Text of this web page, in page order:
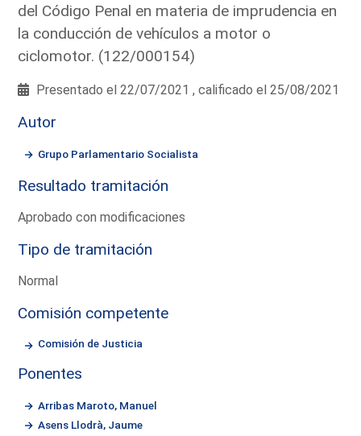
del Código Penal en materia de imprudencia en
la conducción de vehículos a motor o
ciclomotor. (122/000154)
Presentado el 22/07/2021 , calificado el 25/08/2021
Autor
Grupo Parlamentario Socialista
Resultado tramitación
Aprobado con modificaciones
Tipo de tramitación
Normal
Comisión competente
Comisión de Justicia
Ponentes
Arribas Maroto, Manuel
Asens Llodrà, Jaume